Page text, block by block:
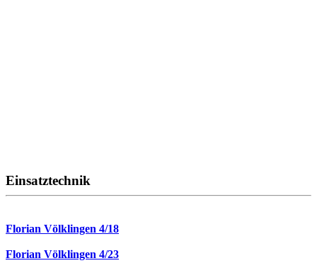
Einsatztechnik
Florian Völklingen 4/18
Florian Völklingen 4/23